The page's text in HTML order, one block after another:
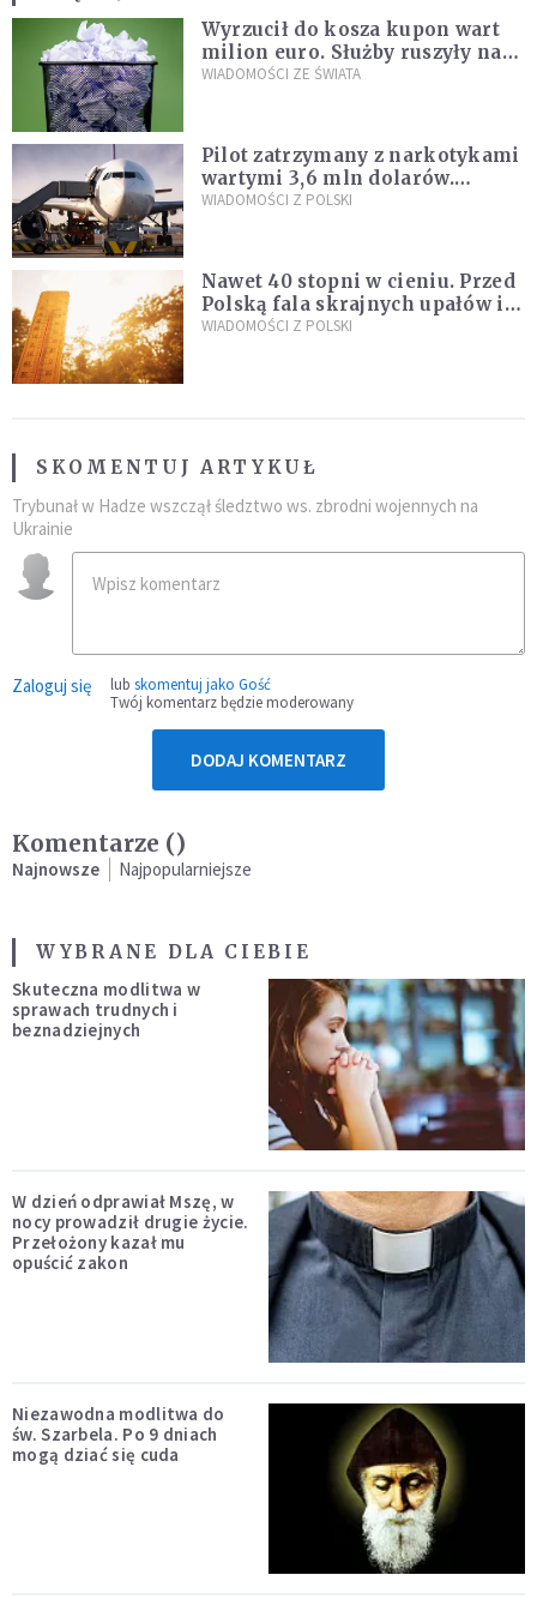
Wyrzucił do kosza kupon wart
milion euro. Służby ruszyły na
poszukiwania
WIADOMOŚCI ZE ŚWIATA
Pilot zatrzymany z narkotykami
wartymi 3,6 mln dolarów.
Śledczy podejrzewają, że latał
WIADOMOŚCI Z POLSKI
Nawet 40 stopni w cieniu. Przed
Polską fala skrajnych upałów i
gwałtowne burze
WIADOMOŚCI Z POLSKI
SKOMENTUJ ARTYKUŁ
Trybunał w Hadze wszczął śledztwo ws. zbrodni wojennych na
Ukrainie
Zaloguj się lub skomentuj jako Gość
Twój komentarz będzie moderowany
DODAJ KOMENTARZ
Komentarze ()
Najnowsze Najpopularniejsze
WYBRANE DLA CIEBIE
Skuteczna modlitwa w
sprawach trudnych i
beznadziejnych
W dzień odprawiał Mszę, w
nocy prowadził drugie życie.
Przełożony kazał mu
opuścić zakon
Niezawodna modlitwa do
św. Szarbela. Po 9 dniach
mogą dziać się cuda